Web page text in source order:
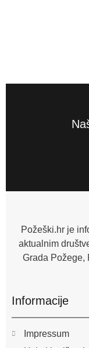
Požeški.hr je
aktualnim
Grada Požege,
Informacije
Impressum